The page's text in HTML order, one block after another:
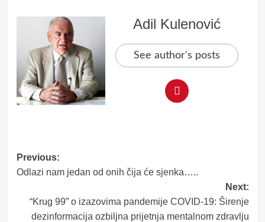
Adil Kulenović
See author's posts
Post
navigation
Previous:
Odlazi nam jedan od onih čija će sjenka…..
Next:
“Krug 99” o izazovima pandemije COVID-19: Širenje
dezinformacija ozbiljna prijetnja mentalnom zdravlju